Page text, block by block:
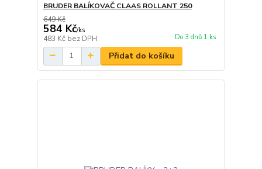
BRUDER BALÍKOVAČ CLAAS ROLLANT 250
649 Kč
584 Kč/ks
483 Kč bez DPH Do 3 dnů 1 ks
Přidat do košíku